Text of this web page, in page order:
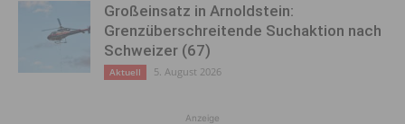
Großeinsatz in Arnoldstein:
Grenzüberschreitende Suchaktion nach
Schweizer (67)
Aktuell 5. August 2026
Anzeige